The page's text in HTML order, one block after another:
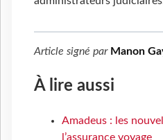
Article signé par Manon
À lire aussi
Amadeus : les
l’assurance voyage